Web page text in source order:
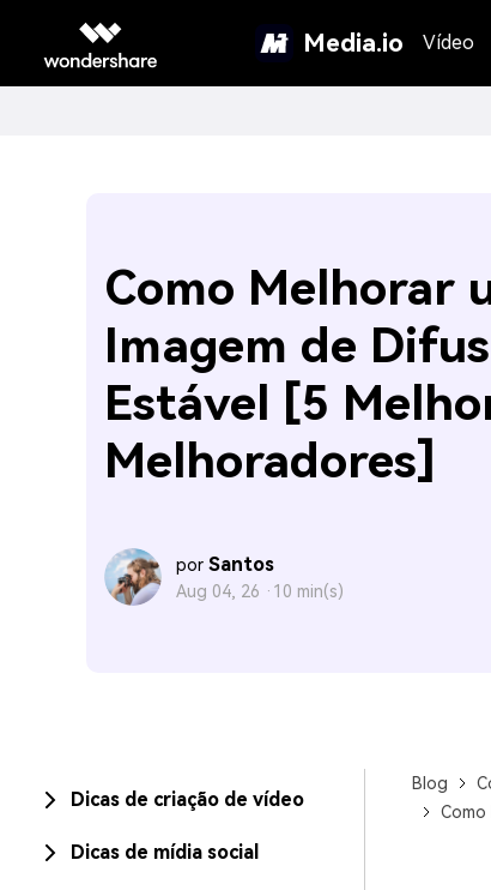
Media.io Vídeo
Como Melhorar
Imagem de
Estável [5
Melhoradores]
por Santos
Aug 04, 26 · 10 min(s)
Dicas de criação de vídeo
Dicas de mídia social
Blog
Como